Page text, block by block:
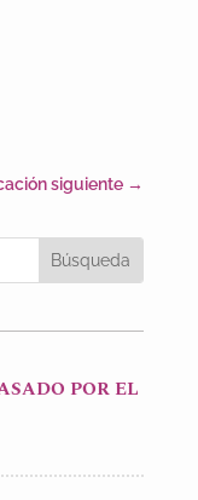
siguiente →
POR EL